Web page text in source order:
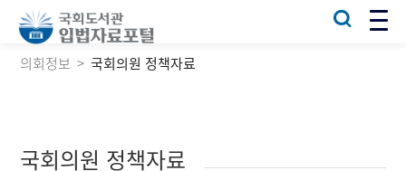
의회정보 국회의원 정책자료
국회의원 정책자료